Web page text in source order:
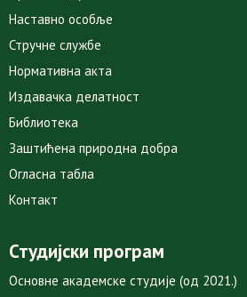
Наставно особље
Стручне службе
Нормативна акта
Издавачка делатност
Библиотека
Заштићена природна добра
Огласна табла
Контакт
Студијски програм
Основне академске студије (од 2021.)